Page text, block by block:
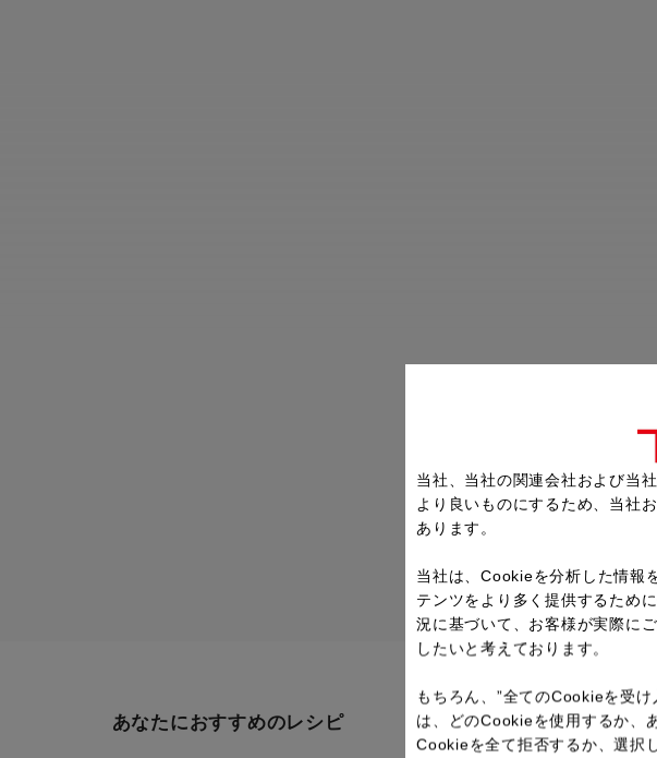
あなたにおすすめのレシピ
当社、当社の関連会社および当
より良いものにするため、当社
あります。
当社は、Cookieを分析した情報
テンツをより多く提供するため
況に基づいて、お客様が実際に
したいと考えております。
もちろん、”全てのCookieを受
は、どのCookieを使用するか、
Cookieを全て拒否するか、選択